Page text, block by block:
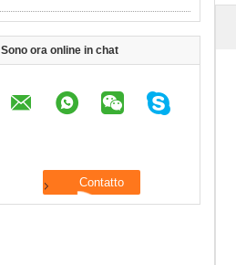
Sono ora online in chat